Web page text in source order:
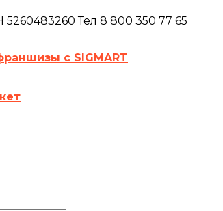
Тел 8 800 350 77 65
с SIGMART